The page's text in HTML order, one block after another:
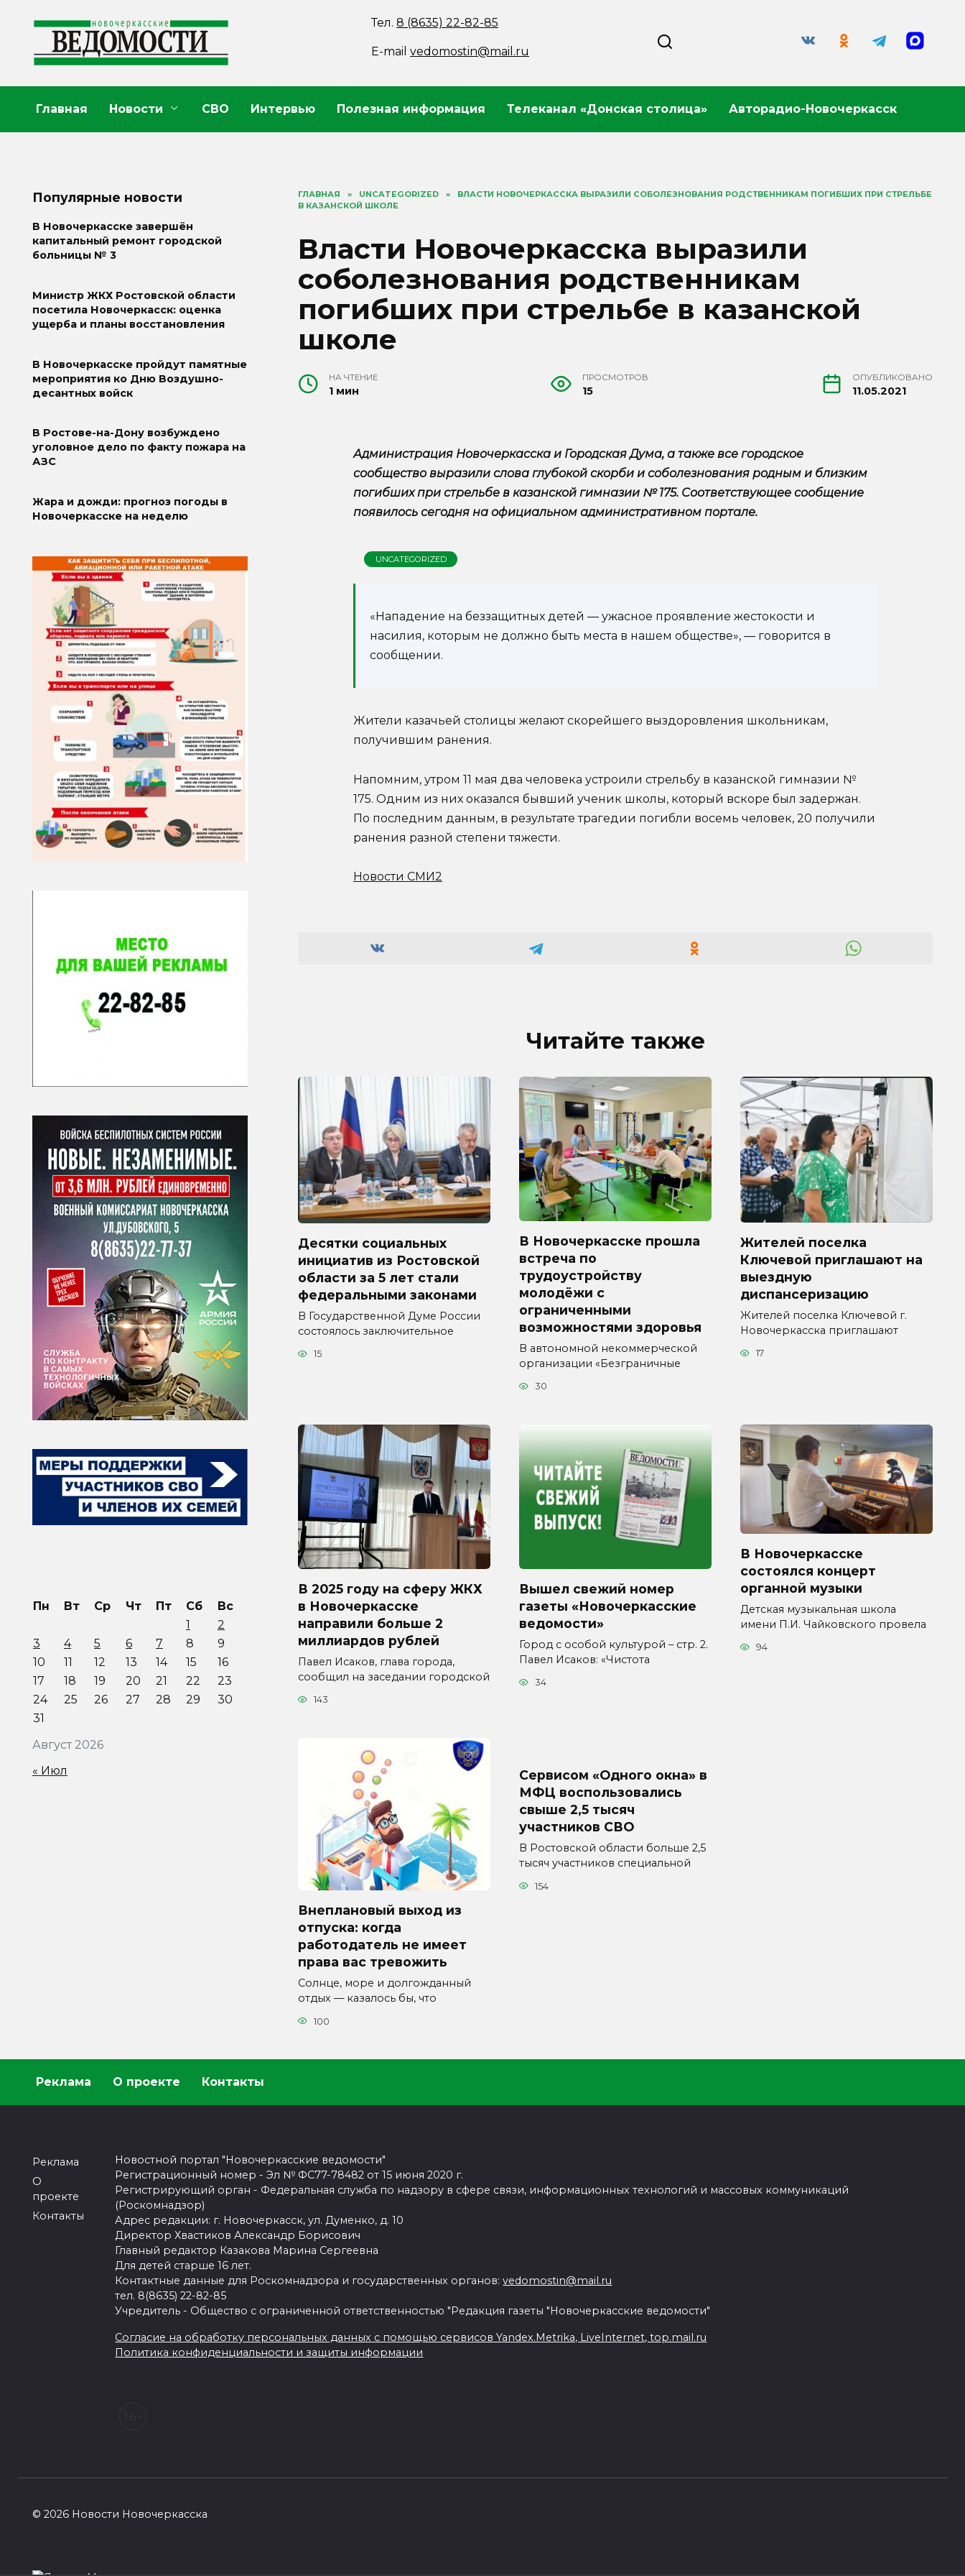
содержанию
Тел.8 (8635) 22-82-85
E-mailvedomostin@mail.ru
Главная Новости СВО Интервью Полезная информация Телеканал «Донская столица» Авторадио-Новочеркасск
ГЛАВНАЯ » UNCATEGORIZED »
ВЛАСТИ НОВОЧЕРКАССКА ВЫРАЗИЛИ СОБОЛЕЗНОВАНИЯ РОДСТВЕННИКАМ ПОГИБШИХ ПРИ СТРЕЛЬБЕ
В КАЗАНСКОЙ ШКОЛЕ
Власти Новочеркасска выразили
соболезнования родственникам
погибших при стрельбе в казанской
школе
НА ЧТЕНИЕ
1 мин
ПРОСМОТРОВ
15
ОПУБЛИКОВАНО
11.05.2021
Администрация Новочеркасска и Городская Дума, а также все городское
сообщество выразили слова глубокой скорби и соболезнования родным и близким
погибших при стрельбе в казанской гимназии № 175. Соответствующее сообщение
появилось сегодня на официальном административном портале.
UNCATEGORIZED
«Нападение на беззащитных детей — ужасное проявление жестокости и
насилия, которым не должно быть места в нашем обществе», — говорится в
сообщении.
Жители казачьей столицы желают скорейшего выздоровления школьникам,
получившим ранения.
Напомним, утром 11 мая два человека устроили стрельбу в казанской гимназии №
175. Одним из них оказался бывший ученик школы, который вскоре был задержан.
По последним данным, в результате трагедии погибли восемь человек, 20 получили
ранения разной степени тяжести.
Новости СМИ2
Читайте также
Десятки социальных
инициатив из Ростовской
области за 5 лет стали
федеральными законами
В Государственной Думе России
состоялось заключительное
15
В Новочеркасске прошла
встреча по
трудоустройству
молодёжи с
ограниченными
возможностями здоровья
В автономной некоммерческой
организации «Безграничные
30
Жителей поселка
Ключевой приглашают на
выездную
диспансеризацию
Жителей поселка Ключевой г.
Новочеркасска приглашают
17
В 2025 году на сферу ЖКХ
в Новочеркасске
направили больше 2
миллиардов рублей
Павел Исаков, глава города,
сообщил на заседании городской
143
Вышел свежий номер
газеты «Новочеркасские
ведомости»
Город с особой культурой – стр. 2.
Павел Исаков: «Чистота
34
В Новочеркасске
состоялся концерт
органной музыки
Детская музыкальная школа
имени П.И. Чайковского провела
94
Внеплановый выход из
отпуска: когда
работодатель не имеет
права вас тревожить
Солнце, море и долгожданный
отдых — казалось бы, что
100
Сервисом «Одного окна» в
МФЦ воспользовались
свыше 2,5 тысяч
участников СВО
В Ростовской области больше 2,5
тысяч участников специальной
154
Популярные новости
В Новочеркасске завершён
капитальный ремонт городской
больницы № 3
Министр ЖКХ Ростовской области
посетила Новочеркасск: оценка
ущерба и планы восстановления
В Новочеркасске пройдут памятные
мероприятия ко Дню Воздушно-
десантных войск
В Ростове-на-Дону возбуждено
уголовное дело по факту пожара на
АЗС
Жара и дожди: прогноз погоды в
Новочеркасске на неделю
Август 2026
Пн Вт Ср Чт Пт Сб
Вс
1
2
3
4 5 6 7 8
9
10
11 12 13 14 15
16
17
18 19 20 21 22
23
24
25 26 27 28 29
30
31
« Июл
Реклама О проекте Контакты
Реклама
О
проекте
Контакты
Новостной портал "Новочеркасские ведомости"
Регистрационный номер - Эл № ФС77-78482 от 15 июня 2020 г.
Регистрирующий орган - Федеральная служба по надзору в сфере связи, информационных технологий и массовых коммуникаций
(Роскомнадзор)
Адрес редакции: г. Новочеркасск, ул. Думенко, д. 10
Директор Хвастиков Александр Борисович
Главный редактор Казакова Марина Сергеевна
Для детей старше 16 лет.
Контактные данные для Роскомнадзора и государственных органов:vedomostin@mail.ru
тел. 8(8635) 22-82-85
Учредитель - Общество с ограниченной ответственностью "Редакция газеты "Новочеркасские ведомости"
Согласие на обработку персональных данных с помощью сервисов Yandex.Metrika, LiveInternet, top.mail.ru
Политика конфиденциальности и защиты информации
© 2026 Новости Новочеркасска